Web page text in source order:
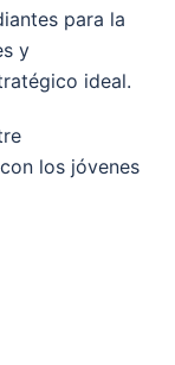
para la
y
ideal.
los jóvenes